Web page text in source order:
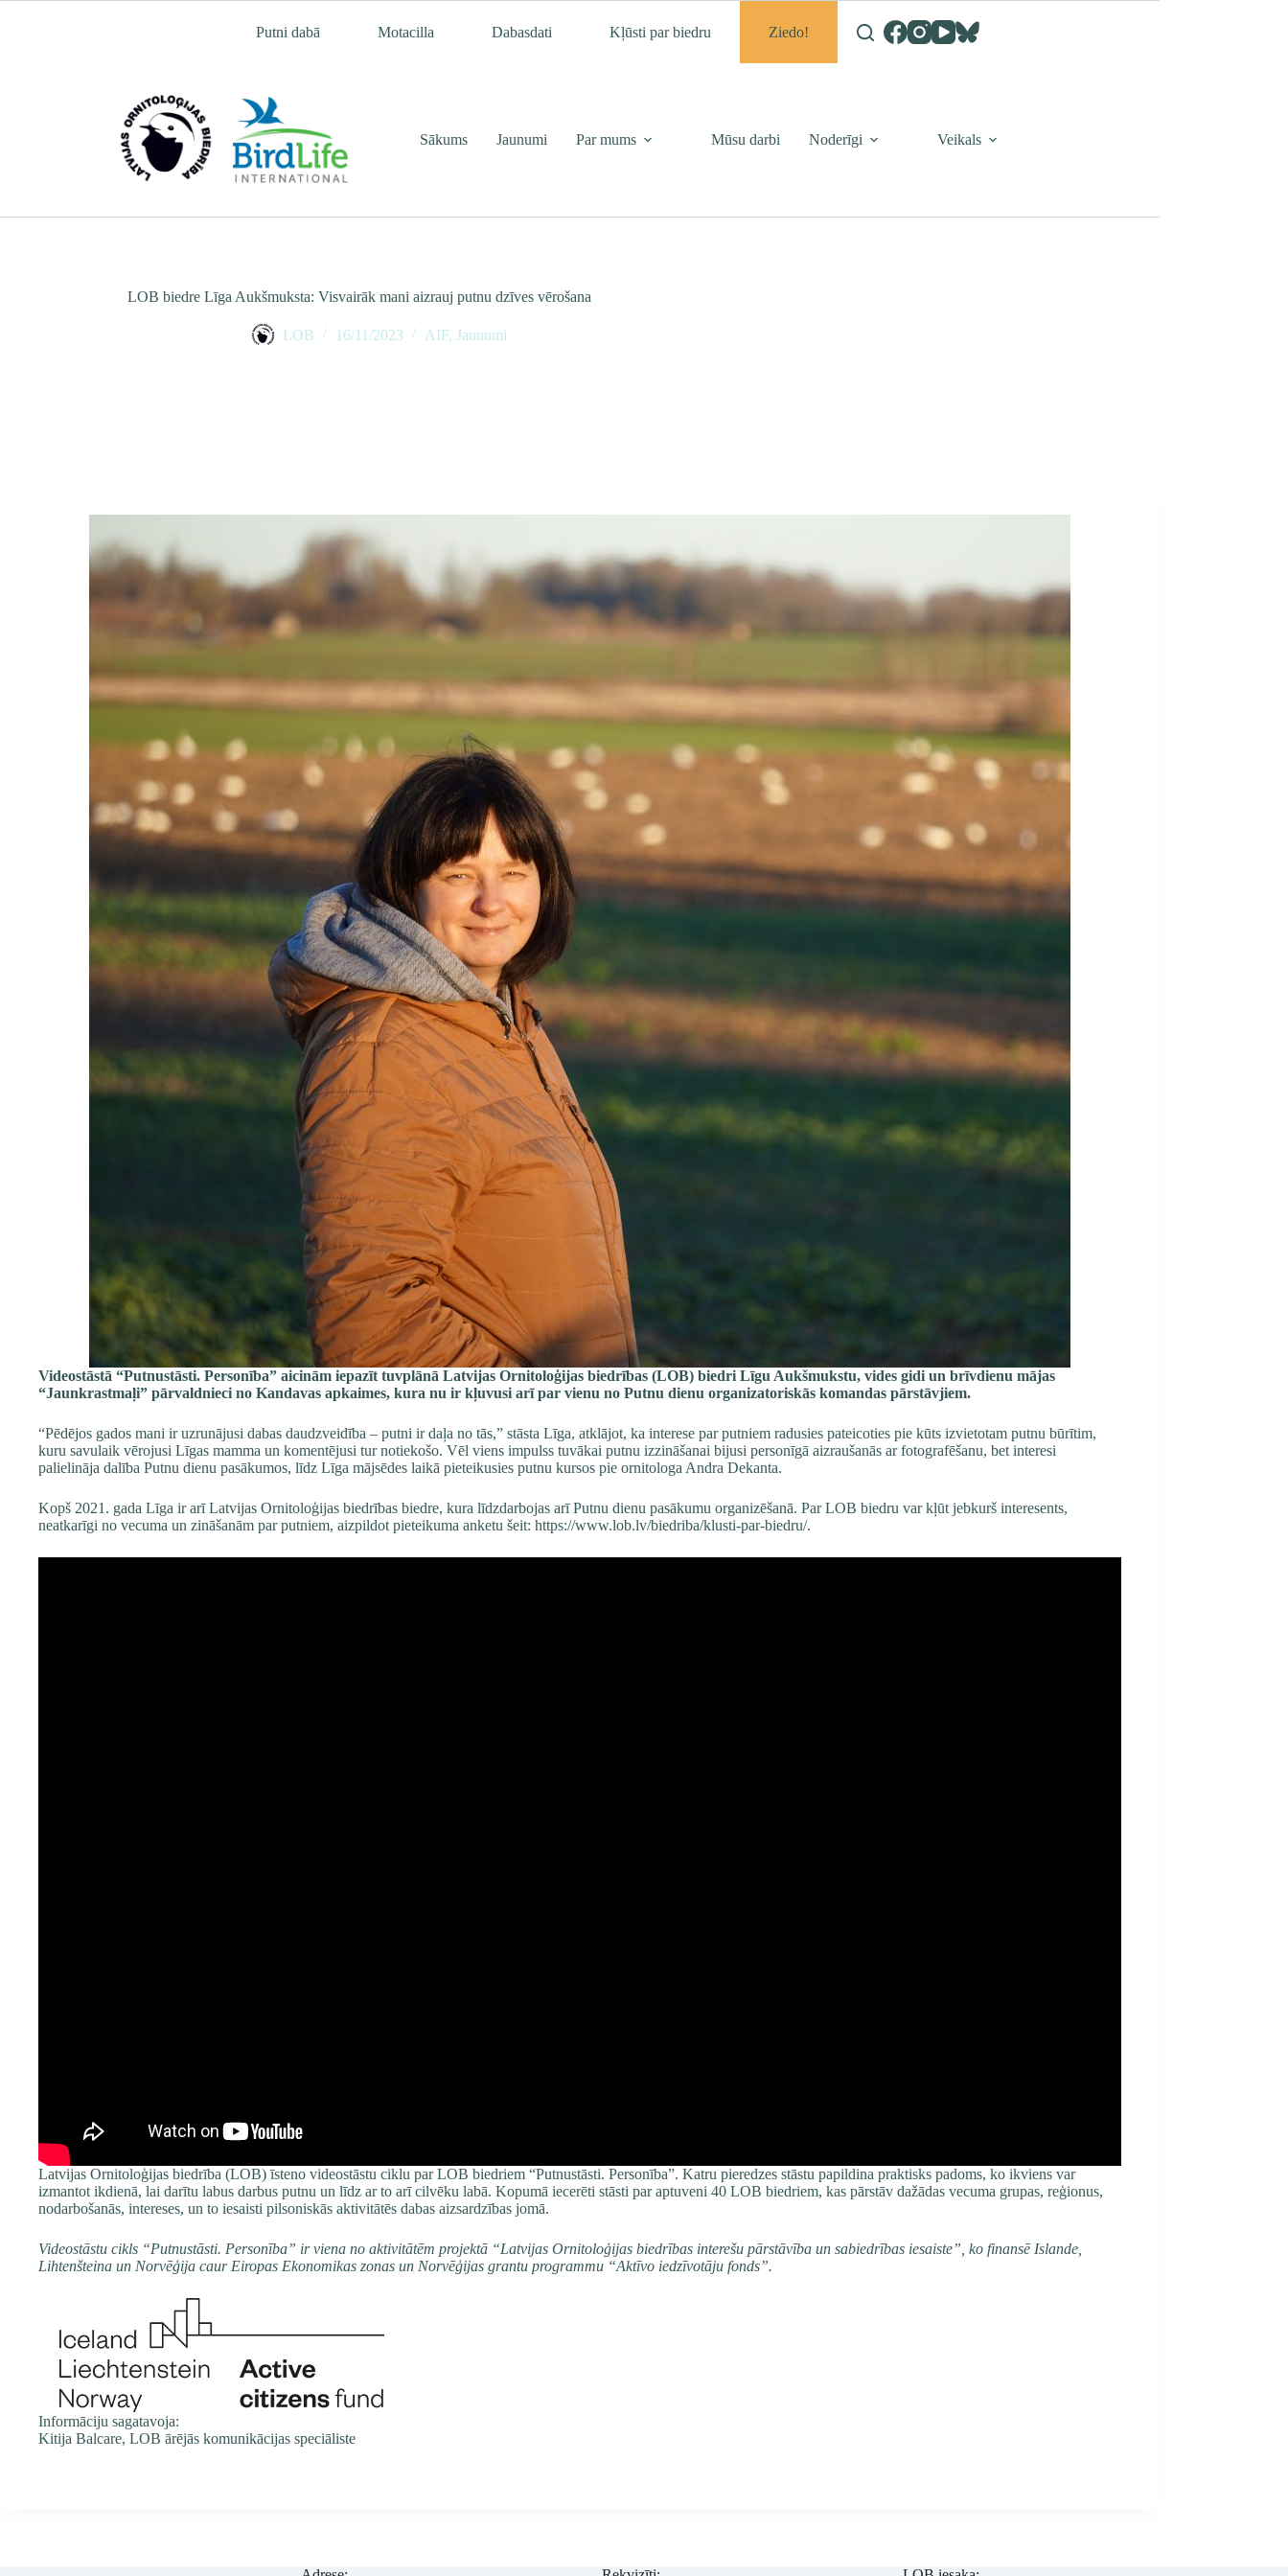
Putni dabā Motacilla Dabasdati Kļūsti par biedru Ziedo!
Sākums Jaunumi Par mums Mūsu darbi Noderīgi Veikals
LOB biedre Līga Aukšmuksta: Visvairāk mani aizrauj putnu dzīves vērošana
LOB 16/11/2023 AIF, Jaunumi
Videostāstā “Putnustāsti. Personība” aicinām iepazīt tuvplānā Latvijas Ornitoloģijas biedrības (LOB) biedri Līgu Aukšmukstu, vides gidi un brīvdienu mājas
“Jaunkrastmaļi” pārvaldnieci no Kandavas apkaimes, kura nu ir kļuvusi arī par vienu no Putnu dienu organizatoriskās komandas pārstāvjiem.
“Pēdējos gados mani ir uzrunājusi dabas daudzveidība – putni ir daļa no tās,” stāsta Līga, atklājot, ka interese par putniem radusies pateicoties pie kūts izvietotam putnu būrītim,
kuru savulaik vērojusi Līgas mamma un komentējusi tur notiekošo. Vēl viens impulss tuvākai putnu izzināšanai bijusi personīgā aizraušanās ar fotografēšanu, bet interesi
palielināja dalība Putnu dienu pasākumos, līdz Līga mājsēdes laikā pieteikusies putnu kursos pie ornitologa Andra Dekanta.
Kopš 2021. gada Līga ir arī Latvijas Ornitoloģijas biedrības biedre, kura līdzdarbojas arī Putnu dienu pasākumu organizēšanā. Par LOB biedru var kļūt jebkurš interesents,
neatkarīgi no vecuma un zināšanām par putniem, aizpildot pieteikuma anketu šeit: https://www.lob.lv/biedriba/klusti-par-biedru/.
Latvijas Ornitoloģijas biedrība (LOB) īsteno videostāstu ciklu par LOB biedriem “Putnustāsti. Personība”. Katru pieredzes stāstu papildina praktisks padoms, ko ikviens var
izmantot ikdienā, lai darītu labus darbus putnu un līdz ar to arī cilvēku labā. Kopumā iecerēti stāsti par aptuveni 40 LOB biedriem, kas pārstāv dažādas vecuma grupas, reģionus,
nodarbošanās, intereses, un to iesaisti pilsoniskās aktivitātēs dabas aizsardzības jomā.
Videostāstu cikls “Putnustāsti. Personība” ir viena no aktivitātēm projektā “Latvijas Ornitoloģijas biedrības interešu pārstāvība un sabiedrības iesaiste”, ko finansē Islande,
Lihtenšteina un Norvēģija caur Eiropas Ekonomikas zonas un Norvēģijas grantu programmu “Aktīvo iedzīvotāju fonds”.
Informāciju sagatavoja:
Kitija Balcare, LOB ārējās komunikācijas speciāliste